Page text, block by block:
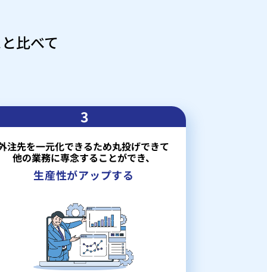
比べて
3
注先を一元化できるため丸投げできて
他の業務に専念することができ、
生産性がアップする